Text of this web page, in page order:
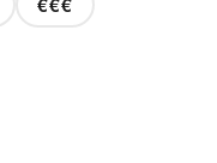
prix